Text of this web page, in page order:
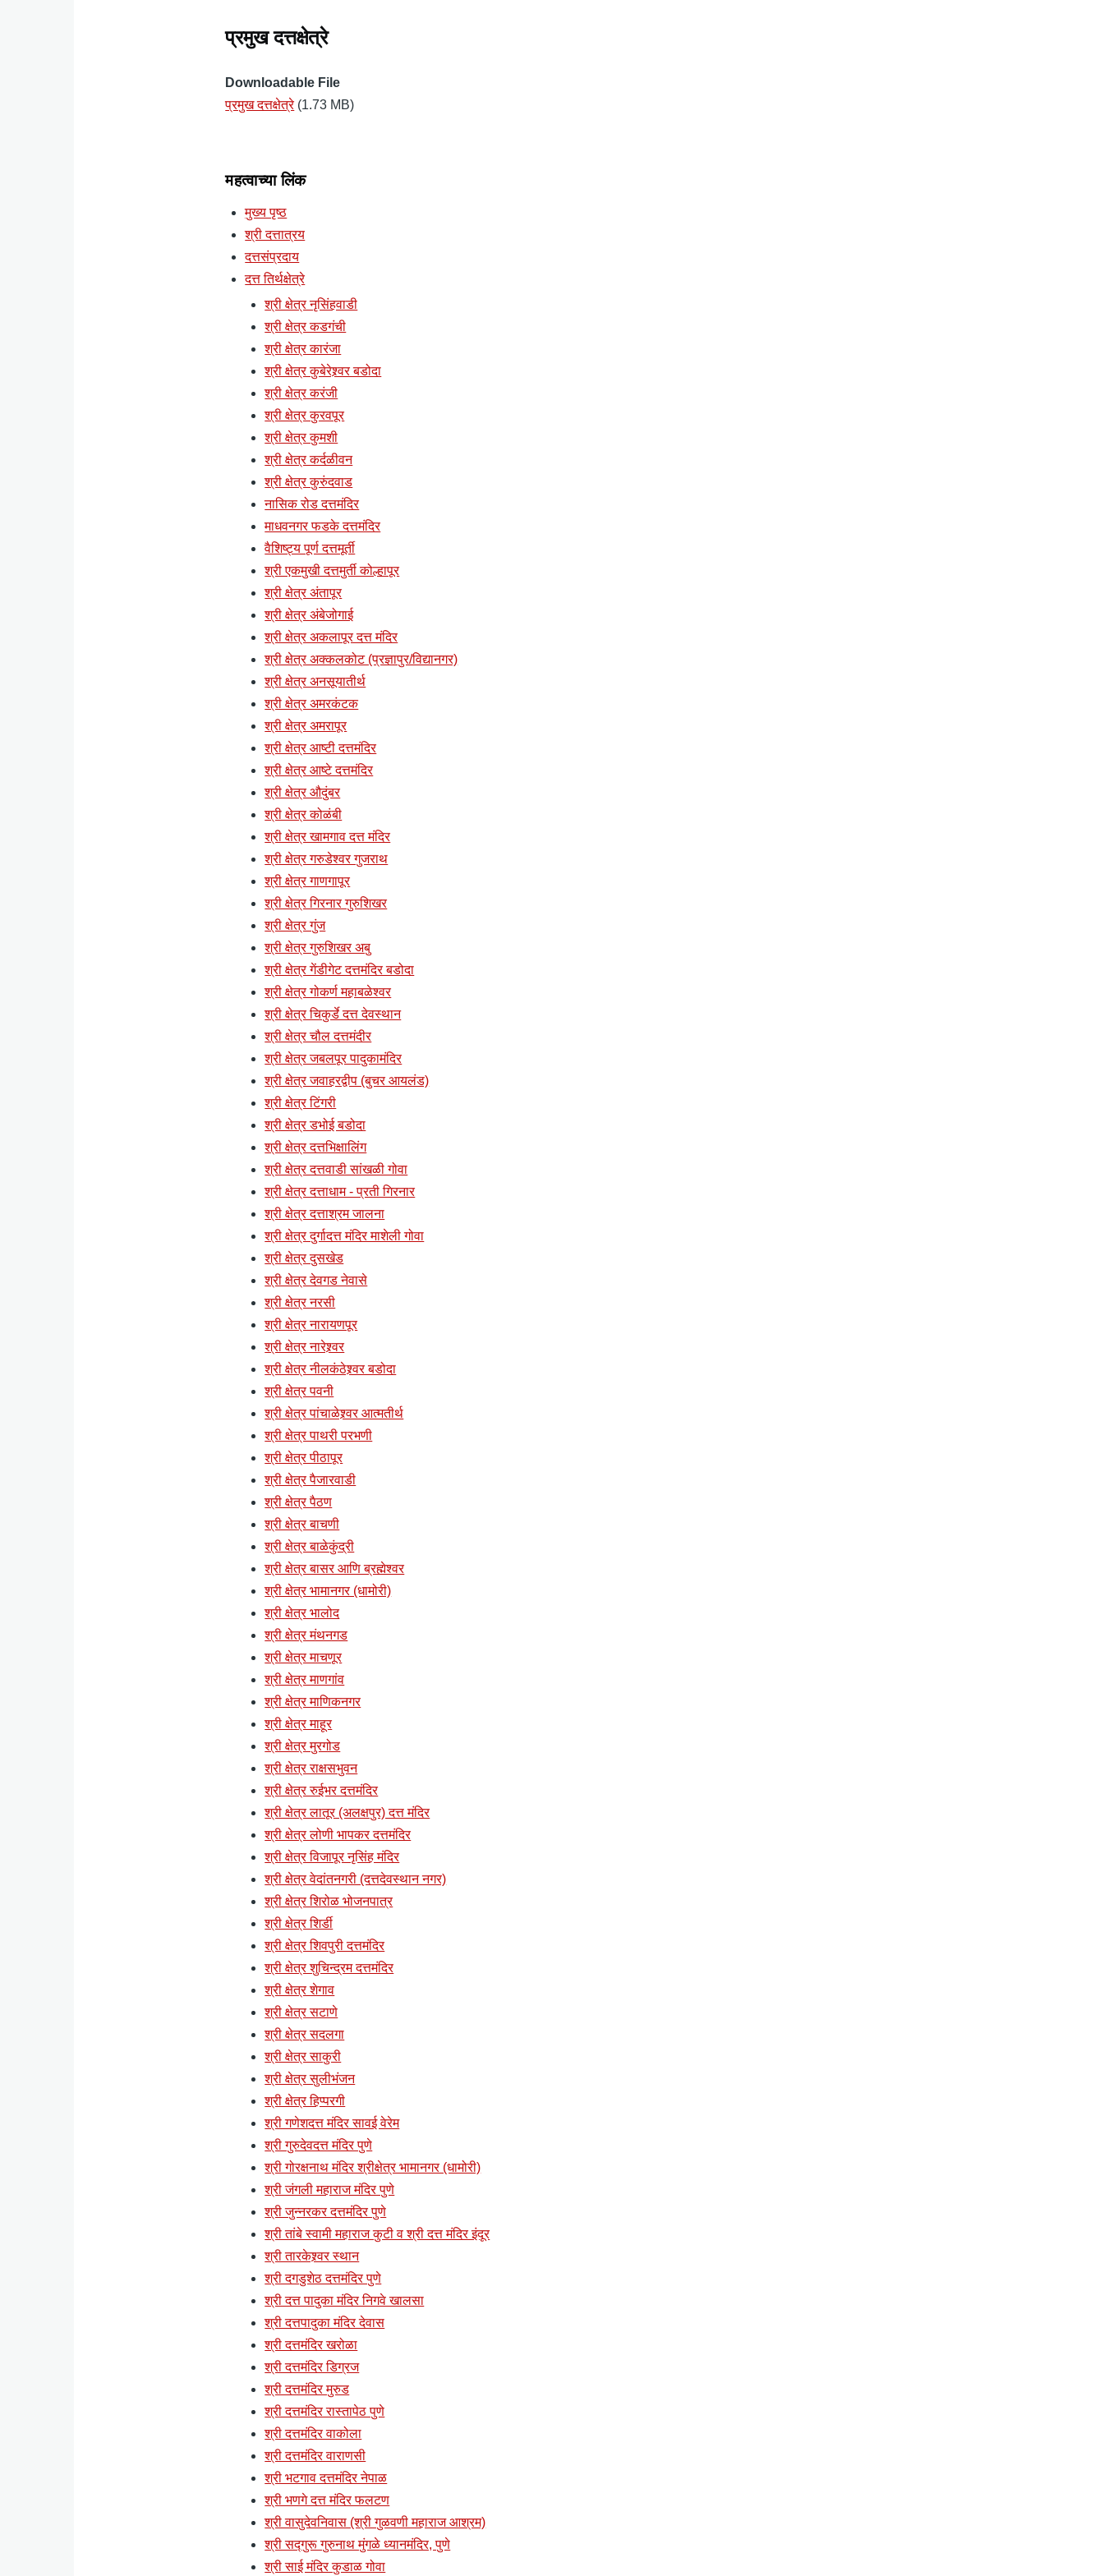
प्रमुख दत्तक्षेत्रे
Downloadable File
प्रमुख दत्तक्षेत्रे (1.73 MB)
महत्वाच्या लिंक
मुख्य पृष्ठ
श्री दत्तात्रय
दत्तसंप्रदाय
दत्त तिर्थक्षेत्रे
श्री क्षेत्र नृसिंहवाडी
श्री क्षेत्र कडगंची
श्री क्षेत्र कारंजा
श्री क्षेत्र कुबेरेश्र्वर बडोदा
श्री क्षेत्र करंजी
श्री क्षेत्र कुरवपूर
श्री क्षेत्र कुमशी
श्री क्षेत्र कर्दळीवन
श्री क्षेत्र कुरुंदवाड
नासिक रोड दत्तमंदिर
माधवनगर फडके दत्तमंदिर
वैशिष्ट्य पूर्ण दत्तमूर्ती
श्री एकमुखी दत्तमुर्ती कोल्हापूर
श्री क्षेत्र अंतापूर
श्री क्षेत्र अंबेजोगाई
श्री क्षेत्र अकलापूर दत्त मंदिर
श्री क्षेत्र अक्कलकोट (प्रज्ञापुर/विद्यानगर)
श्री क्षेत्र अनसूयातीर्थ
श्री क्षेत्र अमरकंटक
श्री क्षेत्र अमरापूर
श्री क्षेत्र आष्टी दत्तमंदिर
श्री क्षेत्र आष्टे दत्तमंदिर
श्री क्षेत्र औदुंबर
श्री क्षेत्र कोळंबी
श्री क्षेत्र खामगाव दत्त मंदिर
श्री क्षेत्र गरुडेश्वर गुजराथ
श्री क्षेत्र गाणगापूर
श्री क्षेत्र गिरनार गुरुशिखर
श्री क्षेत्र गुंज
श्री क्षेत्र गुरुशिखर अबु
श्री क्षेत्र गेंडीगेट दत्तमंदिर बडोदा
श्री क्षेत्र गोकर्ण महाबळेश्वर
श्री क्षेत्र चिकुर्डे दत्त देवस्थान
श्री क्षेत्र चौल दत्तमंदीर
श्री क्षेत्र जबलपूर पादुकामंदिर
श्री क्षेत्र जवाहरद्वीप (बुचर आयलंड)
श्री क्षेत्र टिंगरी
श्री क्षेत्र डभोई बडोदा
श्री क्षेत्र दत्तभिक्षालिंग
श्री क्षेत्र दत्तवाडी सांखळी गोवा
श्री क्षेत्र दत्ताधाम - प्रती गिरनार
श्री क्षेत्र दत्ताश्रम जालना
श्री क्षेत्र दुर्गादत्त मंदिर माशेली गोवा
श्री क्षेत्र दुसखेड
श्री क्षेत्र देवगड नेवासे
श्री क्षेत्र नरसी
श्री क्षेत्र नारायणपूर
श्री क्षेत्र नारेश्र्वर
श्री क्षेत्र नीलकंठेश्र्वर बडोदा
श्री क्षेत्र पवनी
श्री क्षेत्र पांचाळेश्र्वर आत्मतीर्थ
श्री क्षेत्र पाथरी परभणी
श्री क्षेत्र पीठापूर
श्री क्षेत्र पैजारवाडी
श्री क्षेत्र पैठण
श्री क्षेत्र बाचणी
श्री क्षेत्र बाळेकुंद्री
श्री क्षेत्र बासर आणि ब्रह्मेश्वर
श्री क्षेत्र भामानगर (धामोरी)
श्री क्षेत्र भालोद
श्री क्षेत्र मंथनगड
श्री क्षेत्र माचणूर
श्री क्षेत्र माणगांव
श्री क्षेत्र माणिकनगर
श्री क्षेत्र माहूर
श्री क्षेत्र मुरगोड
श्री क्षेत्र राक्षसभुवन
श्री क्षेत्र रुईभर दत्तमंदिर
श्री क्षेत्र लातूर (अलक्षपुर) दत्त मंदिर
श्री क्षेत्र लोणी भापकर दत्तमंदिर
श्री क्षेत्र विजापूर नृसिंह मंदिर
श्री क्षेत्र वेदांतनगरी (दत्तदेवस्थान नगर)
श्री क्षेत्र शिरोळ भोजनपात्र
श्री क्षेत्र शिर्डी
श्री क्षेत्र शिवपुरी दत्तमंदिर
श्री क्षेत्र शुचिन्द्रम दत्तमंदिर
श्री क्षेत्र शेगाव
श्री क्षेत्र सटाणे
श्री क्षेत्र सदलगा
श्री क्षेत्र साकुरी
श्री क्षेत्र सुलीभंजन
श्री क्षेत्र हिप्परगी
श्री गणेशदत्त मंदिर सावई वेरेम
श्री गुरुदेवदत्त मंदिर पुणे
श्री गोरक्षनाथ मंदिर श्रीक्षेत्र भामानगर (धामोरी)
श्री जंगली महाराज मंदिर पुणे
श्री जुन्नरकर दत्तमंदिर पुणे
श्री तांबे स्वामी महाराज कुटी व श्री दत्त मंदिर इंदूर
श्री तारकेश्र्वर स्थान
श्री दगडुशेठ दत्तमंदिर पुणे
श्री दत्त पादुका मंदिर निगवे खालसा
श्री दत्तपादुका मंदिर देवास
श्री दत्तमंदिर खरोळा
श्री दत्तमंदिर डिग्रज
श्री दत्तमंदिर मुरुड
श्री दत्तमंदिर रास्तापेठ पुणे
श्री दत्तमंदिर वाकोला
श्री दत्तमंदिर वाराणसी
श्री भटगाव दत्तमंदिर नेपाळ
श्री भणगे दत्त मंदिर फलटण
श्री वासुदेवनिवास (श्री गुळवणी महाराज आश्रम)
श्री सद्गुरू गुरुनाथ मुंगळे ध्यानमंदिर, पुणे
श्री साई मंदिर कुडाळ गोवा